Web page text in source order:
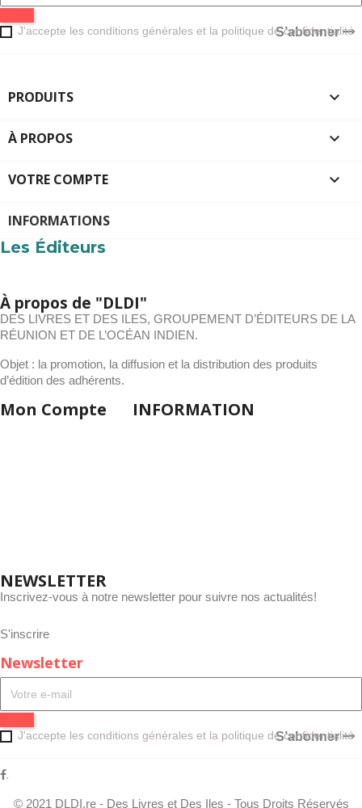
S’abonner
J'accepte les conditions générales et la politique de confidentialité
PRODUITS 
À PROPOS 
VOTRE COMPTE 
INFORMATIONS
Les Éditeurs
À propos de "DLDI"
DES LIVRES ET DES ILES, GROUPEMENT D’ÉDITEURS DE LA
RÉUNION ET DE L’OCÉAN INDIEN.
Objet : la promotion, la diffusion et la distribution des produits
d’édition des adhérents.
Mon Compte INFORMATION
NEWSLETTER
Inscrivez-vous à notre newsletter pour suivre nos actualités!
S'inscrire
Newsletter
S’abonner
J'accepte les conditions générales et la politique de confidentialité
.
© 2021 DLDI.re - Des Livres et Des Iles - Tous Droits Réservés